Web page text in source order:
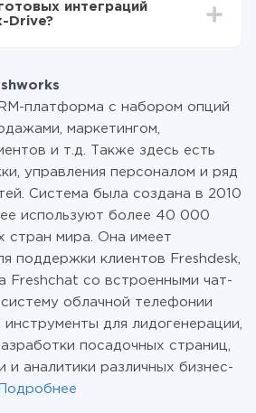
только количество
факту передаются из одной
при необходимости. Подробнее
интеграций
Drive?
платформа с набором опций
маркетингом,
и т.д. Также здесь есть
управления персоналом и ряд
Система была создана в 2010
используют более 40 000
стран мира. Она имеет
поддержки клиентов Freshdesk,
Freshchat со встроенными чат-
облачной телефонии
инструменты для лидогенерации,
посадочных страниц,
и аналитики различных бизнес-
Подробнее